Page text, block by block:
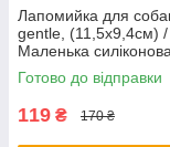
Лапомийка для
gentle, (11,5х9,4см) /
Маленька
для миття лап
Готово до відправки
119 ₴ 170 ₴